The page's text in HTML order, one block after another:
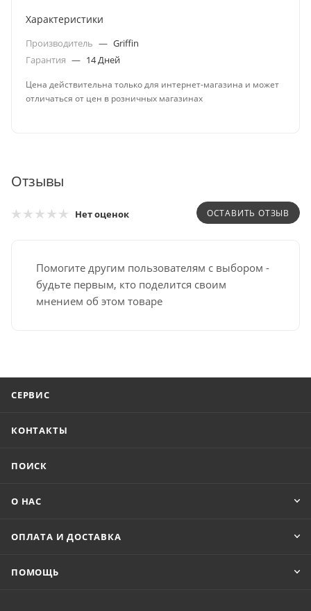
Характеристики
Производитель — Griffin
Гарантия — 14 Дней
Цена действительна только для интернет-магазина и может
отличаться от цен в розничных магазинах
Отзывы
Нет оценок ОСТАВИТЬ ОТЗЫВ
Помогите другим пользователям с выбором -
будьте первым, кто поделится своим
мнением об этом товаре
СЕРВИС
КОНТАКТЫ
ПОИСК
О НАС
ОПЛАТА И ДОСТАВКА
ПОМОЩЬ